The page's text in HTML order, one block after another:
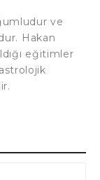
ve
Hakan
eğitimler